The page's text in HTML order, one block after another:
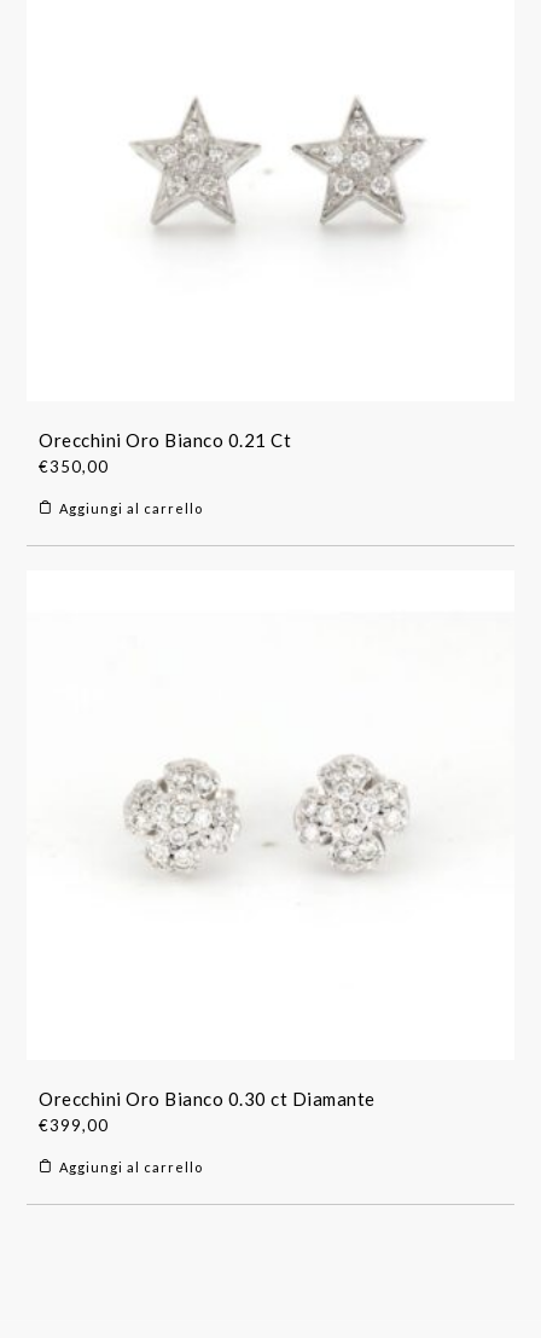
Orecchini Oro Bianco 0.21 Ct
€350,00
Aggiungi al carrello
Orecchini Oro Bianco 0.30 ct Diamante
€399,00
Aggiungi al carrello